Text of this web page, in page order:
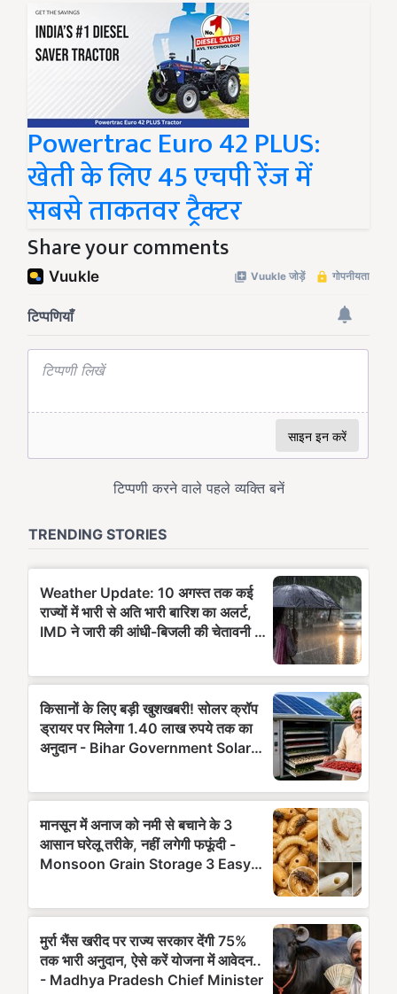
Powertrac Euro 42 PLUS:
खेती के लिए 45 एचपी रेंज में
सबसे ताकतवर ट्रैक्टर
Share your comments